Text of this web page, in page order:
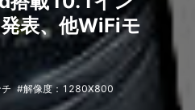
種の比較
ミング
表、他WiFiモ
解像度：1280X800